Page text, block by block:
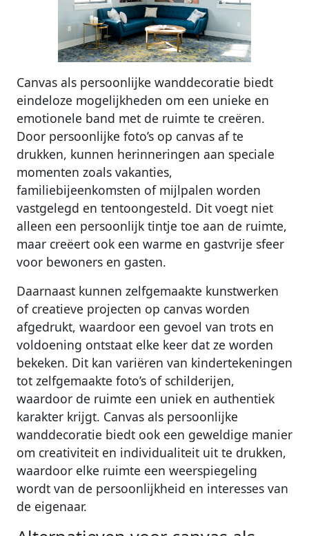
Canvas als persoonlijke wanddecoratie biedt
eindeloze mogelijkheden om een unieke en
emotionele band met de ruimte te creëren.
Door persoonlijke foto’s op canvas af te
drukken, kunnen herinneringen aan speciale
momenten zoals vakanties,
familiebijeenkomsten of mijlpalen worden
vastgelegd en tentoongesteld. Dit voegt niet
alleen een persoonlijk tintje toe aan de ruimte,
maar creëert ook een warme en gastvrije sfeer
voor bewoners en gasten.
Daarnaast kunnen zelfgemaakte kunstwerken
of creatieve projecten op canvas worden
afgedrukt, waardoor een gevoel van trots en
voldoening ontstaat elke keer dat ze worden
bekeken. Dit kan variëren van kindertekeningen
tot zelfgemaakte foto’s of schilderijen,
waardoor de ruimte een uniek en authentiek
karakter krijgt. Canvas als persoonlijke
wanddecoratie biedt ook een geweldige manier
om creativiteit en individualiteit uit te drukken,
waardoor elke ruimte een weerspiegeling
wordt van de persoonlijkheid en interesses van
de eigenaar.